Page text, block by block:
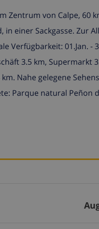
Zentrum von Calpe, 60
einer Sackgasse. Zur
Verfügbarkeit: 01.Jan. -
3.5 km, Supermarkt
Nahe gelegene
Parque natural Peñon